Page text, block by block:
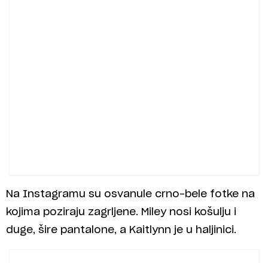
Na Instagramu su osvanule crno-bele fotke na
kojima poziraju zagrljene. Miley nosi košulju i
duge, šire pantalone, a Kaitlynn je u haljinici.